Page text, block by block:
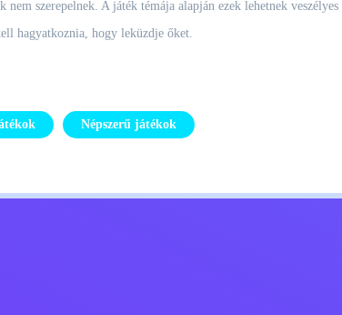
szerepelnek. A játék témája alapján ezek lehetnek
hagyatkoznia, hogy leküzdje őket.
Népszerű játékok